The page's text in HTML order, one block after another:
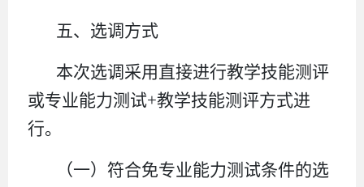
五、选调方式
本次选调采用直接进行教学技能测评
或专业能力测试+教学技能测评方式进
行。
（一）符合免专业能力测试条件的选